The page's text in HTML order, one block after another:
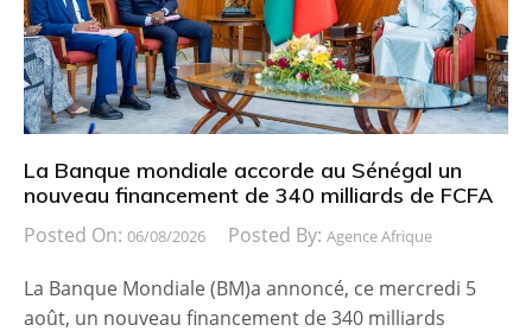
La Banque mondiale accorde au Sénégal un
nouveau financement de 340 milliards de FCFA
Posted On: 06/08/2026 Posted By: Agence Afrique
La Banque Mondiale (BM)a annoncé, ce mercredi 5
août, un nouveau financement de 340 milliards